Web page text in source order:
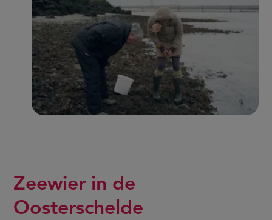
Zeewier in de
Oosterschelde